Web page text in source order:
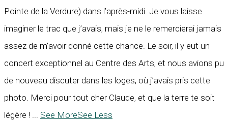
Pointe de la Verdure) dans l’après-midi. Je vous laisse
imaginer le trac que j’avais, mais je ne le remercierai jamais
assez de m’avoir donné cette chance. Le soir, il y eut un
concert exceptionnel au Centre des Arts, et nous avions pu
de nouveau discuter dans les loges, où j’avais pris cette
photo. Merci pour tout cher Claude, et que la terre te soit
légère ! ... See MoreSee Less